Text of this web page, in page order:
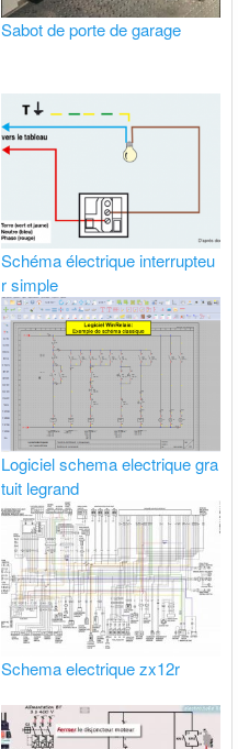
Sabot de porte de garage
Schéma électrique interrupteu
r simple
Logiciel schema electrique gra
tuit legrand
Schema electrique zx12r